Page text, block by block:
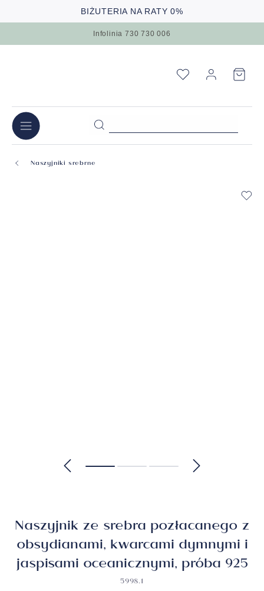
BIŻUTERIA NA RATY 0%
Infolinia 730 730 006
Naszyjniki srebrne
Naszyjnik ze srebra pozłacanego z
obsydianami, kwarcami dymnymi i
jaspisami oceanicznymi, próba 925
5998.1